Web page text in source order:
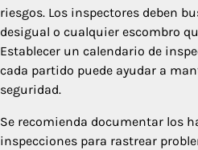
riesgos. Los inspectores deben
desigual o cualquier escombro
Establecer un calendario de
cada partido puede ayudar a
seguridad.
Se recomienda documentar los
inspecciones para rastrear